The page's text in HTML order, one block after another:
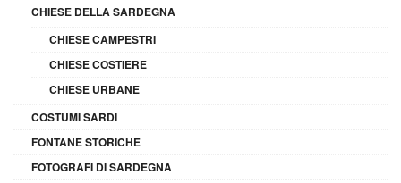
CHIESE DELLA SARDEGNA
CHIESE CAMPESTRI
CHIESE COSTIERE
CHIESE URBANE
COSTUMI SARDI
FONTANE STORICHE
FOTOGRAFI DI SARDEGNA